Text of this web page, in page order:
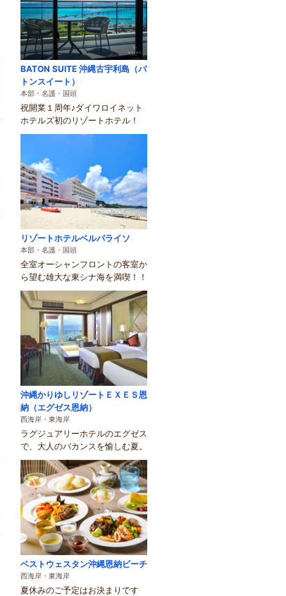
BATON SUITE 沖縄古宇利島（バ
トンスイート）
本部・名護・国頭
祝開業１周年♪ダイワロイネット
ホテルズ初のリゾートホテル！
リゾートホテルベルパライソ
本部・名護・国頭
全室オーシャンフロントの客室か
ら望む雄大な東シナ海を満喫！！
沖縄かりゆしリゾートＥＸＥＳ恩
納（エグゼス恩納）
西海岸・東海岸
ラグジュアリーホテルのエグゼス
で、大人のバカンスを愉しむ夏。
ベストウェスタン沖縄恩納ビーチ
西海岸・東海岸
夏休みのご予定はお決まりです